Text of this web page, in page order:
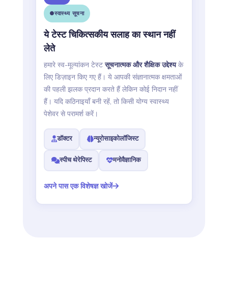
स्वास्थ्य सूचना
ये टेस्ट चिकित्सकीय सलाह का स्थान नहीं
लेते
हमारे स्व-मूल्यांकन टेस्टसूचनात्मक और शैक्षिक उद्देश्यके
लिए डिज़ाइन किए गए हैं। ये आपकी संज्ञानात्मक क्षमताओं
की पहली झलक प्रदान करते हैं लेकिन कोई निदान नहीं
हैं। यदि कठिनाइयाँ बनी रहें, तो किसी योग्य स्वास्थ्य
पेशेवर से परामर्श करें।
डॉक्टर न्यूरोसाइकोलॉजिस्ट
स्पीच थेरेपिस्ट मनोवैज्ञानिक
अपने पास एक विशेषज्ञ खोजें